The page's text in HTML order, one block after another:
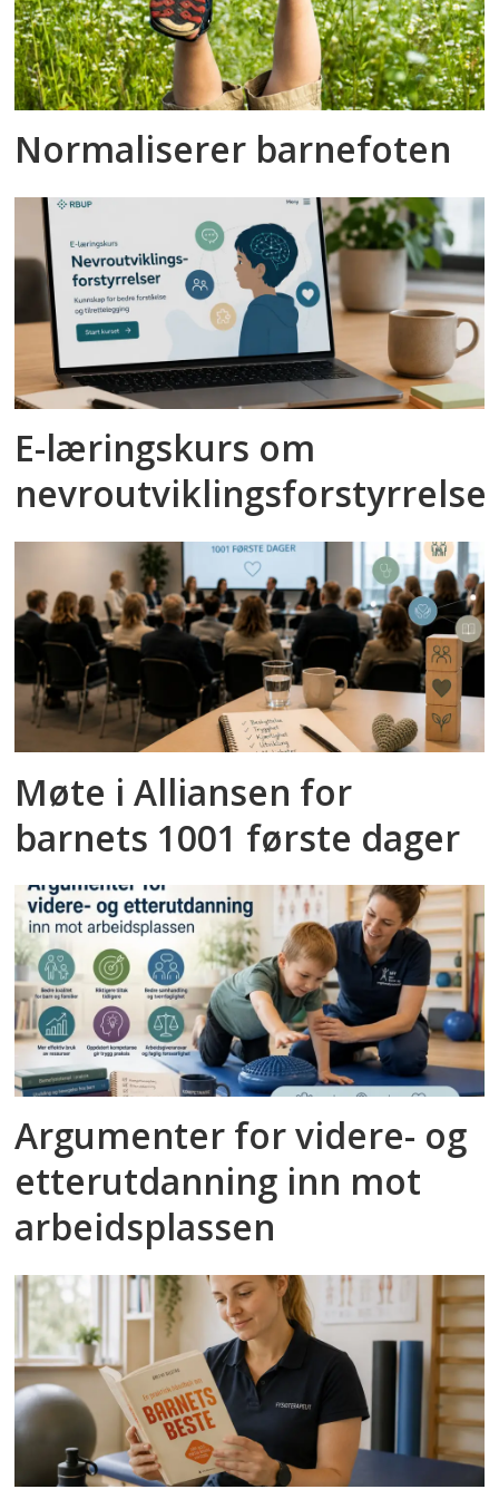
Normaliserer barnefoten
E-læringskurs om
Møte i Alliansen for
barnets 1001 første dager
Argumenter for videre- og
etterutdanning inn mot
arbeidsplassen